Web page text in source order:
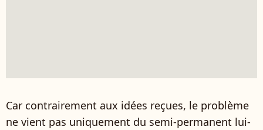
Car contrairement aux idées reçues, le problème
ne vient pas uniquement du semi-permanent lui-